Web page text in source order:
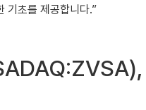
기초를 제공합니다.”